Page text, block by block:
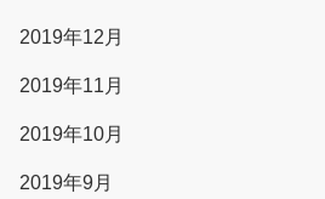
2019年12月
2019年11月
2019年10月
2019年9月